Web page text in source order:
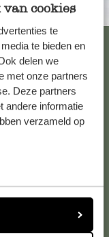
cookies
te
te bieden en
delen we
met onze partners
Deze partners
andere informatie
verzameld op
brauchen, wenden